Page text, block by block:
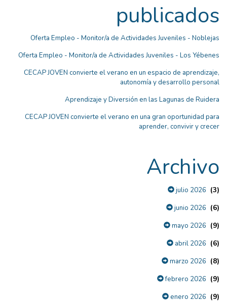
publicados
Oferta Empleo - Monitor/a de Actividades Juveniles - Noblejas
Oferta Empleo - Monitor/a de Actividades Juveniles - Los Yébenes
CECAP JOVEN convierte el verano en un espacio de aprendizaje,
autonomía y desarrollo personal
Aprendizaje y Diversión en las Lagunas de Ruidera
CECAP JOVEN convierte el verano en una gran oportunidad para
aprender, convivir y crecer
Archivo
julio 2026 (3)
junio 2026 (6)
mayo 2026 (9)
abril 2026 (6)
marzo 2026 (8)
febrero 2026 (9)
enero 2026 (9)